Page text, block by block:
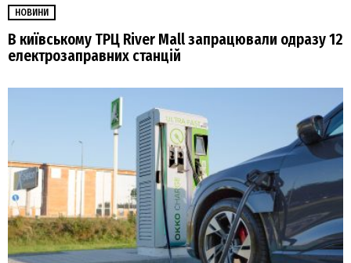
НОВИНИ
В київському ТРЦ River Mall запрацювали одразу 12
електрозаправних станцій